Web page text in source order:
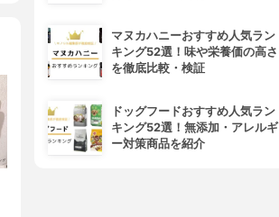
マヌカハニーおすすめ人気ラン
キング52選！味や栄養価の高さ
を徹底比較・検証
ドッグフードおすすめ人気ラン
キング52選！無添加・アレルギ
ー対策商品を紹介